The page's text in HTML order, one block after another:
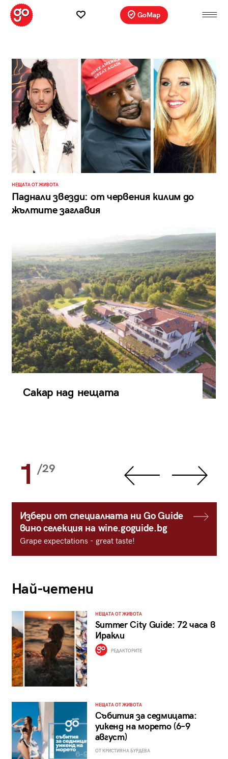
GoMap
НЕЩАТА ОТ ЖИВОТА
Паднали звезди: от червения килим до
жълтите заглавия
Сакар над нещата
1 /29
Избери от специалната ни Go Guide
вино селекция на wine.goguide.bg
Grape expectations - great taste!
Най-четени
НЕЩАТА ОТ ЖИВОТА
Summer City Guide: 72 часа в
Иракли
РЕДАКТОРИТЕ
НЕЩАТА ОТ ЖИВОТА
Събития за седмицата:
уикенд на морето (6–9
август)
ОТ КРИСТИЯНА БУРДЕВА